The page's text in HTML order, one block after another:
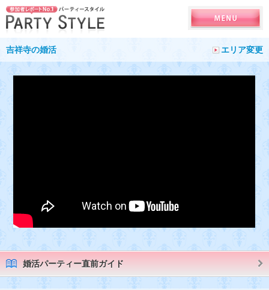
吉祥寺の婚活 エリア変更
婚活パーティー直前ガイド